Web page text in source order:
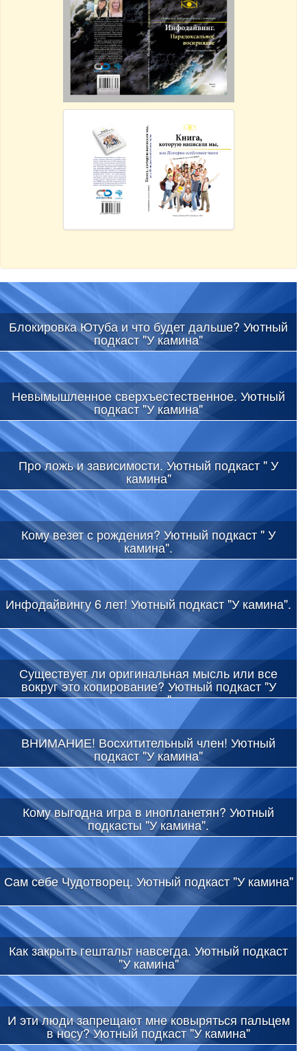
Блокировка Ютуба и что будет дальше? Уютный
подкаст "У камина"
Невымышленное сверхъестественное. Уютный
подкаст "У камина"
Про ложь и зависимости. Уютный подкаст " У
камина"
Кому везет с рождения? Уютный подкаст " У
камина".
Инфодайвингу 6 лет! Уютный подкаст "У камина".
Существует ли оригинальная мысль или все
вокруг это копирование? Уютный подкаст "У
камина"
ВНИМАНИЕ! Восхитительный член! Уютный
подкаст "У камина"
Кому выгодна игра в инопланетян? Уютный
подкасты "У камина".
Сам себе Чудотворец. Уютный подкаст "У камина"
Как закрыть гештальт навсегда. Уютный подкаст
"У камина"
И эти люди запрещают мне ковыряться пальцем
в носу? Уютный подкаст "У камина"